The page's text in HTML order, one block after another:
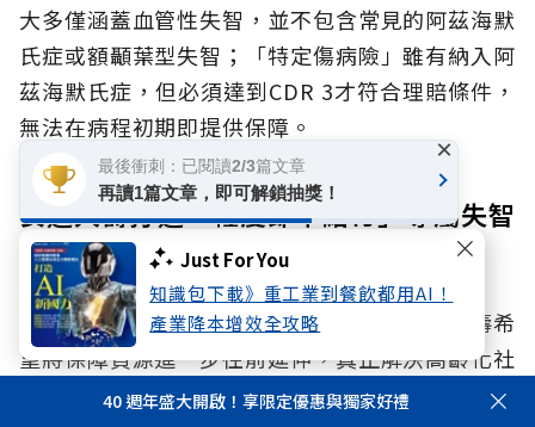
Just For You
知識包下載》重工業到餐飲都用AI！
產業降本增效全攻略
大多僅涵蓋血管性失智，並不包含常見的阿茲海默
氏症或額顳葉型失智；「特定傷病險」雖有納入阿
茲海默氏症，但必須達到CDR 3才符合理賠條件，
無法在病程初期即提供保障。
安達人壽打造「輕度即早給付」專屬失智
險
正因傳統保障普遍集中在病程中後期，安達人壽希
望將保障資源進一步往前延伸，真正解決高齡化社
會的照顧壓力，推出貼合失智症病程發展的醫療保
40 週年盛大開啟！享限定優惠與獨家好禮
最後衝刺：已閱讀2/3篇文章
再讀1篇文章，即可解鎖抽獎！
×